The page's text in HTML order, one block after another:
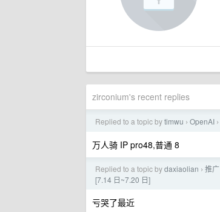
zirconium's recent replies
Replied to a topic bytimwu › OpenAI ›
万人骑 IP pro48,普通 8
Replied to a topic bydaxiaolian › 推广
[7.14 日~7.20 日]
亏哭了最近